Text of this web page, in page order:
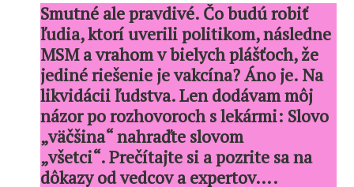
Smutné ale pravdivé. Čo budú robiť
ľudia, ktorí uverili politikom, následne
MSM a vrahom v bielych plášťoch, že
jediné riešenie je vakcína? Áno je. Na
likvidácii ľudstva. Len dodávam môj
názor po rozhovoroch s lekármi: Slovo
„väčšina“ nahraďte slovom
„všetci“. Prečítajte si a pozrite sa na
dôkazy od vedcov a expertov….